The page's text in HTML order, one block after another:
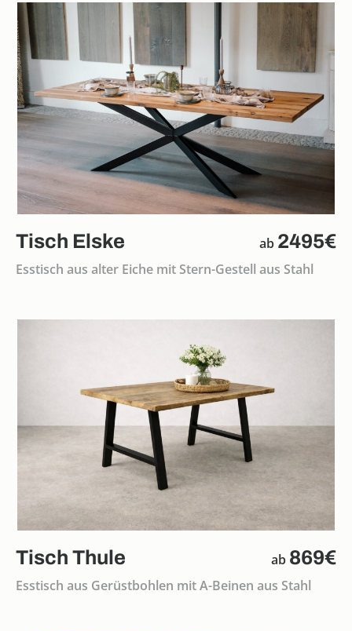
Tisch Elske ab 2495€
Esstisch aus alter Eiche mit Stern-Gestell aus Stahl
Tisch Thule ab 869€
Esstisch aus Gerüstbohlen mit A-Beinen aus Stahl